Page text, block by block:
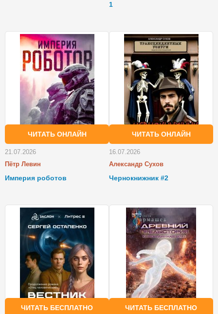
1
ЧИТАТЬ ОНЛАЙН
21.07.2026
Пётр Левин
Империя роботов
ЧИТАТЬ ОНЛАЙН
16.07.2026
Александр Сухов
Чернокнижник #2
ЧИТАТЬ БЕСПЛАТНО ЧИТАТЬ БЕСПЛАТНО